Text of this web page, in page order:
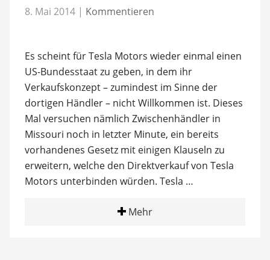
8. Mai 2014 | Kommentieren
Es scheint für Tesla Motors wieder einmal einen
US-Bundesstaat zu geben, in dem ihr
Verkaufskonzept – zumindest im Sinne der
dortigen Händler – nicht Willkommen ist. Dieses
Mal versuchen nämlich Zwischenhändler in
Missouri noch in letzter Minute, ein bereits
vorhandenes Gesetz mit einigen Klauseln zu
erweitern, welche den Direktverkauf von Tesla
Motors unterbinden würden. Tesla …
Mehr